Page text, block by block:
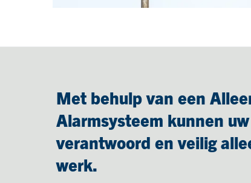
Met behulp van een
Alarmsysteem kunnen
verantwoord en veilig
werk.